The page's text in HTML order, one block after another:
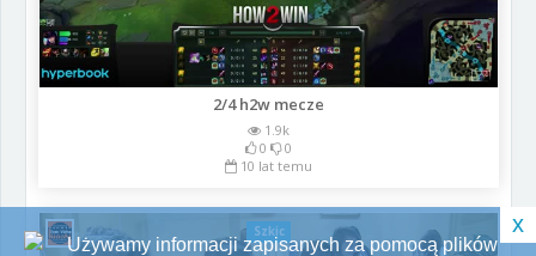
2/4 h2w mecze
1.9k
0
0
10 lat temu
Szkic
Używamy informacji zapisanych za pomocą plików
x